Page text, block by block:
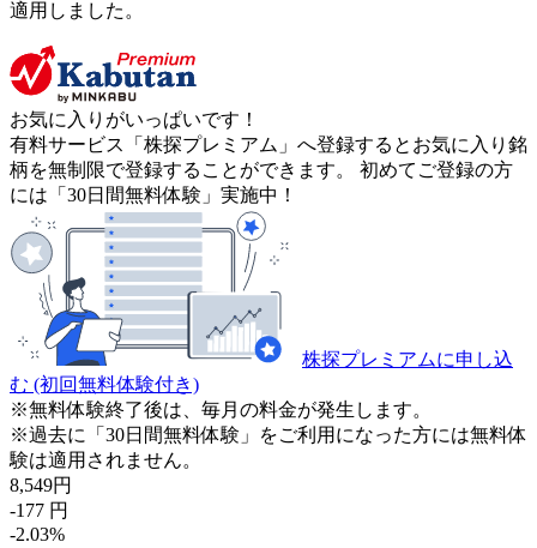
適用しました。
お気に入りがいっぱいです！
有料サービス「株探プレミアム」へ登録するとお気に入り銘
柄を無制限で登録することができます。 初めてご登録の方
には「30日間無料体験」実施中！
株探プレミアムに申し込
む (初回無料体験付き)
※無料体験終了後は、毎月の料金が発生します。
※過去に「30日間無料体験」をご利用になった方には無料体
験は適用されません。
8,549円
-177 円
-2.03%